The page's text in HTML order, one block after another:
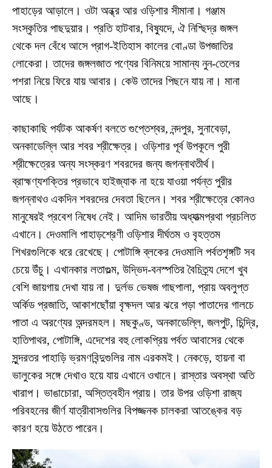
পাহাড়ের আড়ালে। ওটা অন্ধ্র আর ওড়িশার সীমানা। গঞ্জাম
সংস্কৃতির পাছদুয়ার। প্রতি হাটবার, বিষ্যুদে, ঐ নিশ্ছিদ্র জঙ্গল
থেকে দল বেঁধে আসে প্রাগ-ইতিহাস কালের বোণ্ডা উপজাতির
লোকেরা। তাদের জঙ্গলজাত পণ্যের বিনিময়ে সামান্য নুন-তেলের
পশরা নিয়ে ফিরে যায় আবার। কেউ তাদের পিছনে যায় না। মানা
আছে।
কাছাকাছি পর্যটক আকর্ষণ বলতে গুপ্তেশ্বর, নন্দপুর, সুনাবেড়া,
অনকাডেল্লি আর শবর শ্রীক্ষেত্র। ওড়িশার পূর্ব উপকূলে পুরী
শ্রীক্ষেত্রের অন্য সংস্করণ শবরদের জন্য জগন্নাথতীর্থ।
ব্রাহ্মণ্যশক্তির প্রভাবে হাইজ্যাক না হয়ে যাওয়া পর্যন্ত পুরীর
জগন্নাথও একদিন শবরদের দেবতা ছিলেন। শবর শ্রীক্ষেত্রে কোনও
মানুষেরই প্রবেশ নিষেধ নেই। আদিম ভারতীয় অধ্যাত্মপ্রথা প্রচলিত
এখানে। দেওমালি পাহাড়শ্রেণী ওড়িশার দীর্ঘতম ও বৃহত্তম
শিখরগুলিকে ধরে রেখেছে। পোটাঙ্গি ব্লকের দেওমালি পর্বতশৃঙ্গটি সব
চেয়ে উঁচু। এখানকার লতাগুল্ম, উদ্ভিদ-বনস্পতির বৈচিত্র্য দেশে খুব
বেশি জায়গায় দেখা যায় না। দুর্লভ ভেষজ গাছপালা, প্রায় অবলুপ্ত
অর্কিড প্রজাতি, আকাশছোঁয়া বৃক্ষদল আর ঝরে পড়া পাতাদের গালচে
পাতা এ অরণ্যের অন্দরমহল। মছকুণ্ড, অনকাডেল্লি, জলপুট, চিন্দ্রি,
হাতিপাথর, পোটাঙ্গি, এদেশের বহু লোকপ্রিয় পর্বত আবাসের থেকে
সুন্দরতর পাহাড়ি ভ্রমণবিন্দুগুলির নাম এরকমই। নেকড়ে, হায়না বা
ভালুকের সঙ্গে দেখাও হয়ে যায় এখানে ওখানে। রাস্তার অবস্থা অতি
খারাপ। ভাঙাচোরা, অস্তিত্বহীন প্রায়। তার উপর ওড়িশা রাজ্য
পরিবহনের জীর্ণ যাত্রীবাসগুলির বিপজ্জনক চালকরা আতঙ্কের বড়
কারণ হয়ে উঠতে পারেন।